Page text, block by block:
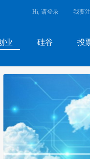
业 硅谷 投
Hi, 请登录 我要